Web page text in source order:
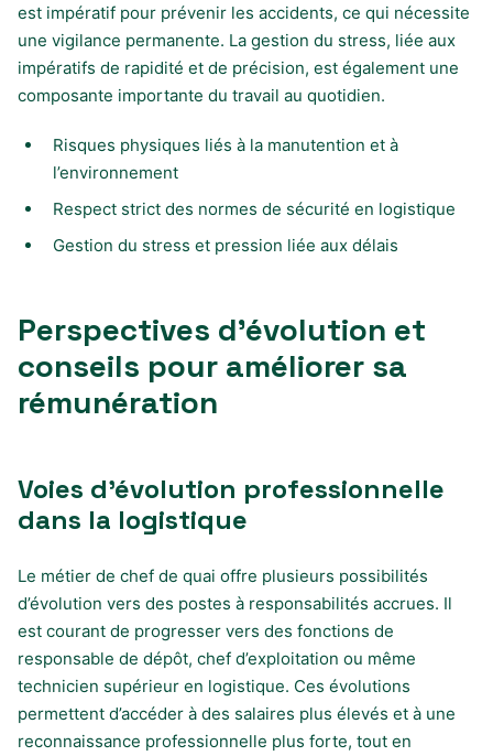
est impératif pour prévenir les accidents, ce qui nécessite
une vigilance permanente. La gestion du stress, liée aux
impératifs de rapidité et de précision, est également une
composante importante du travail au quotidien.
Risques physiques liés à la manutention et à
l’environnement
Respect strict des normes de sécurité en logistique
Gestion du stress et pression liée aux délais
Perspectives d’évolution et
conseils pour améliorer sa
rémunération
Voies d’évolution professionnelle
dans la logistique
Le métier de chef de quai offre plusieurs possibilités
d’évolution vers des postes à responsabilités accrues. Il
est courant de progresser vers des fonctions de
responsable de dépôt, chef d’exploitation ou même
technicien supérieur en logistique. Ces évolutions
permettent d’accéder à des salaires plus élevés et à une
reconnaissance professionnelle plus forte, tout en